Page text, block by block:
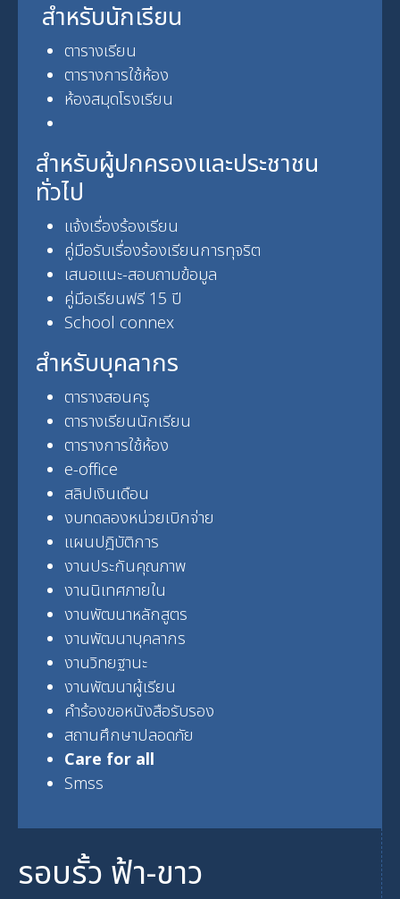
สำหรับนักเรียน
ตารางเรียน
ตารางการใช้ห้อง
ห้องสมุดโรงเรียน
สำหรับผู้ปกครองและประชาชน
ทั่วไป
แจ้งเรื่องร้องเรียน
คู่มือรับเรื่องร้องเรียนการทุจริต
เสนอแนะ-สอบถามข้อมูล
คู่มือเรียนฟรี 15 ปี
School connex
สำหรับบุคลากร
ตารางสอนครู
ตารางเรียนนักเรียน
ตารางการใช้ห้อง
e-office
สลิปเงินเดือน
งบทดลองหน่วยเบิกจ่าย
แผนปฎิบัติการ
งานประกันคุณภาพ
งานนิเทศภายใน
งานพัฒนาหลักสูตร
งานพัฒนาบุคลากร
งานวิทยฐานะ
งานพัฒนาผู้เรียน
คำร้องขอหนังสือรับรอง
สถานศึกษาปลอดภัย
Care for all
Smss
รอบรั้ว ฟ้า-ขาว